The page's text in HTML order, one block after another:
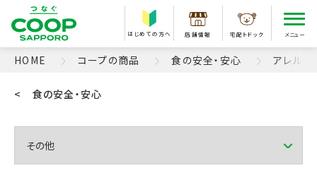
はじめての方へ 店舗情報 宅配トドック メニュー
HOME コープの商品 食の安全・安心 アレル
< 食の安全・安心